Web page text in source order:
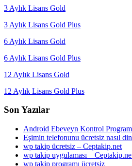
3 Aylık Lisans Gold
3 Aylık Lisans Gold Plus
6 Aylık Lisans Gold
6 Aylık Lisans Gold Plus
12 Aylık Lisans Gold
12 Aylık Lisans Gold Plus
Son Yazılar
Android Ebeveyn Kontrol
Eşimin telefonunu ücretsiz nasıl
wp takip ücretsiz – Ceptakip.net
wp takip uygulaması –
wp takip programı ücretsiz